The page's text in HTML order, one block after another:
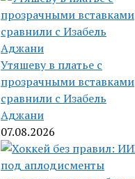
Утяшеву в платье с
прозрачными вставками
сравнили с Изабель
Аджани
07.08.2026